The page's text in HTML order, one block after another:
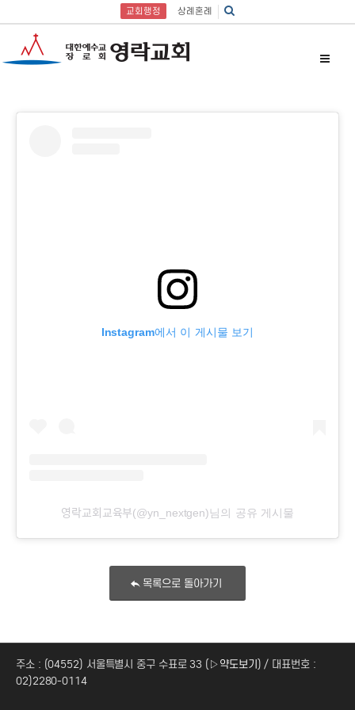
교회행정 상례혼례
Instagram에서 이 게시물 보기
영락교회교육부(@yn_nextgen)님의 공유 게시물
목록으로 돌아가기
주소 : (04552) 서울특별시 중구 수표로 33 (▷약도보기) / 대표번호 :
02)2280-0114